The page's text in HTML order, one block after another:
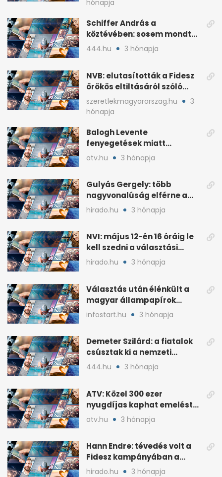
hónapja
Schiffer András a
köztévében: sosem mondta,
ki fog nyerni
444.hu 3 hónapja
NVB: elutasították a Fidesz
örökös eltiltásáról szóló
népszavazást
szeretlekmagyarorszag.hu
3
hónapja
Balogh Levente
fenyegetések miatt
lemondta erdélyi előadás-
atv.hu 3 hónapja
Gulyás Gergely: több
nagyvonalúság elférne a
kétharmados győztesekben
hirado.hu 3 hónapja
NVI: május 12-én 16 óráig le
kell szedni a választási
plakátokat
hirado.hu 3 hónapja
Választás után élénkült a
magyar állampapírok
lakossági értékesítése
infostart.hu 3 hónapja
Demeter Szilárd: a fiatalok
csúsztak ki a nemzeti
kultúrából
444.hu 3 hónapja
ATV: Közel 300 ezer
nyugdíjas kaphat emelést
idén a Tisza terve szerint
atv.hu 3 hónapja
Hann Endre: tévedés volt a
Fidesz kampányában a
háborús veszély
hirado.hu 3 hónapja